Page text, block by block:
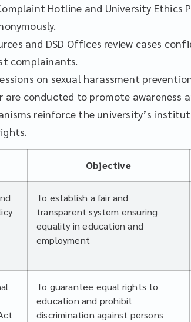
Hotline and University
and DSD Offices review cases
complainants.
on sexual harassment
are conducted to promote awareness
reinforce the university’s
Objective
To establish a fair and
transparent system ensuring
equality in education and
employment
To guarantee equal rights to
education and prohibit
discrimination against persons